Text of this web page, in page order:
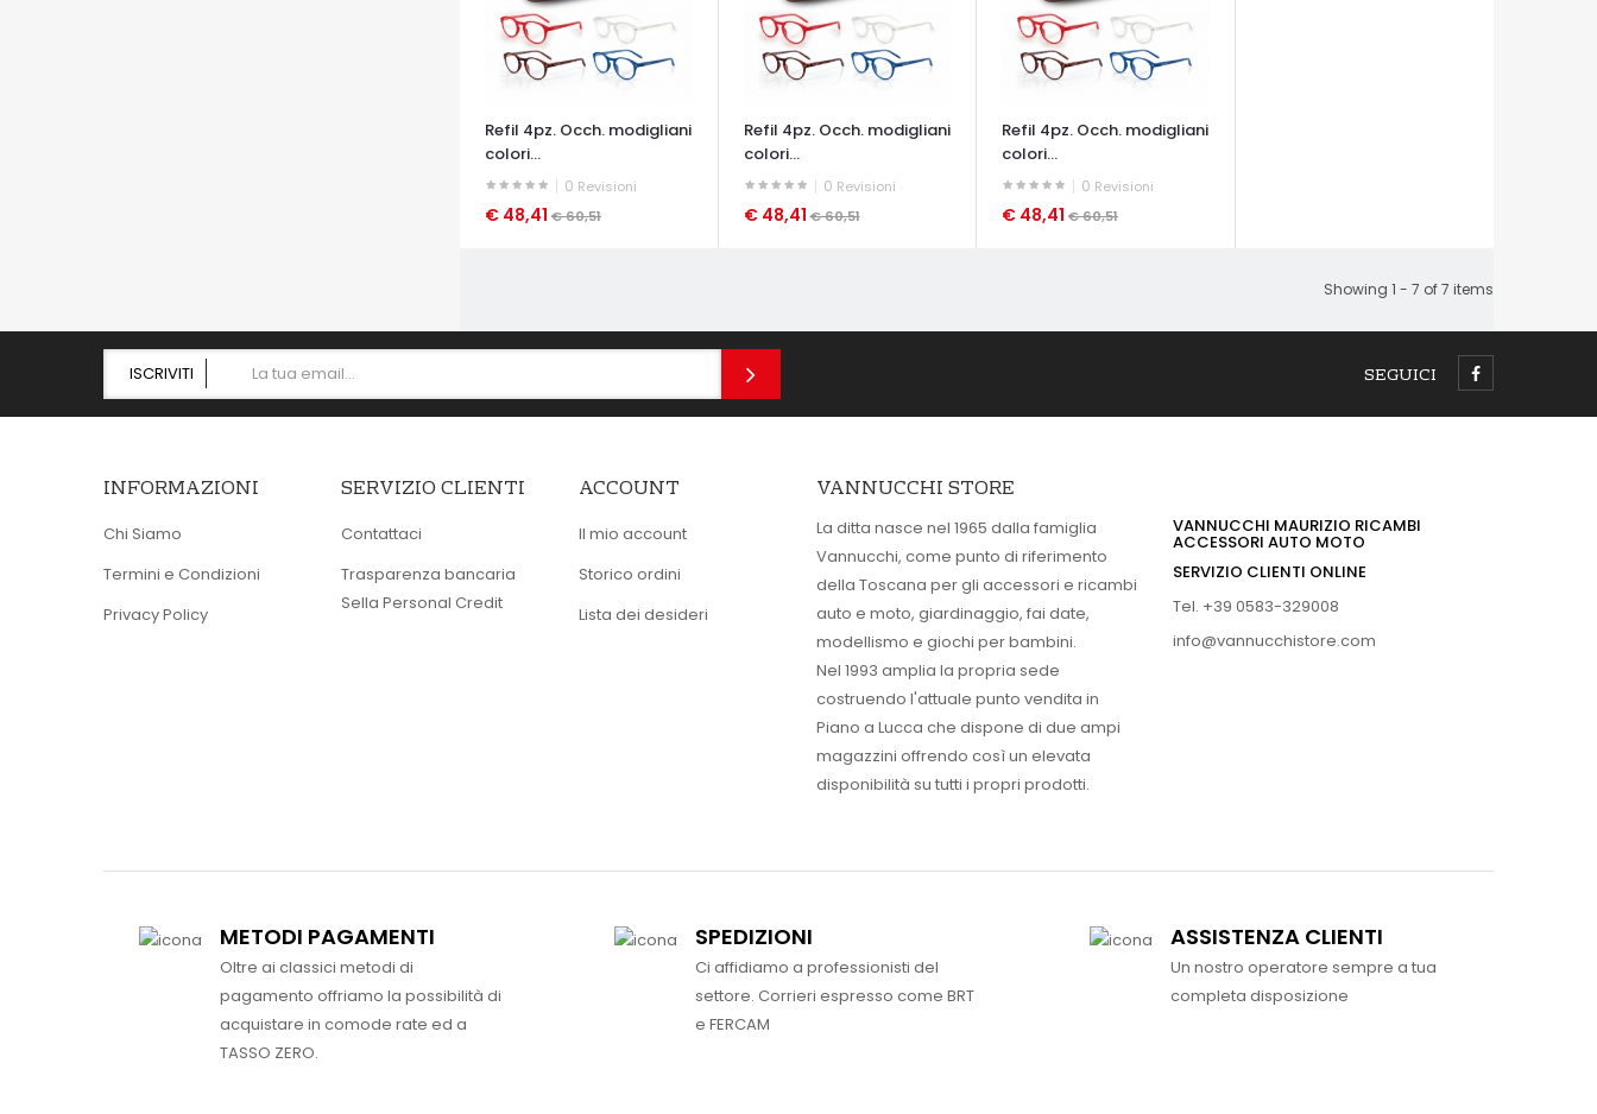
Refil 4pz. Occh. modigliani
colori...
0 Revisioni
€ 48,41 € 60,51
Refil 4pz. Occh. modigliani
colori...
0 Revisioni
€ 48,41€ 60,51
Refil 4pz. Occh. modigliani
colori...
0 Revisioni
€ 48,41 € 60,51
Showing 1 - 7 of 7 items
ISCRIVITI SEGUICI
INFORMAZIONI
Chi Siamo
Termini e Condizioni
Privacy Policy
SERVIZIO CLIENTI
Contattaci
Trasparenza bancaria
Sella Personal Credit
ACCOUNT
Il mio account
Storico ordini
Lista dei desideri
VANNUCCHI STORE
La ditta nasce nel 1965 dalla famiglia
Vannucchi, come punto di riferimento
della Toscana per gli accessori e ricambi
auto e moto, giardinaggio, fai date,
modellismo e giochi per bambini.
Nel 1993 amplia la propria sede
costruendo l'attuale punto vendita in
Piano a Lucca che dispone di due ampi
magazzini offrendo così un elevata
disponibilità su tutti i propri prodotti.
VANNUCCHI MAURIZIO RICAMBI
ACCESSORI AUTO MOTO
SERVIZIO CLIENTI ONLINE
Tel. +39 0583-329008
info@vannucchistore.com
METODI PAGAMENTI
Oltre ai classici metodi di
pagamento offriamo la possibilità di
acquistare in comode rate ed a
TASSO ZERO.
SPEDIZIONI
Ci affidiamo a professionisti del
settore. Corrieri espresso come BRT
e FERCAM
ASSISTENZA CLIENTI
Un nostro operatore sempre a tua
completa disposizione